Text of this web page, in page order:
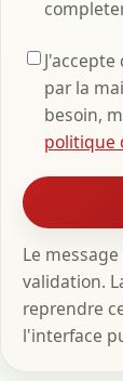
par la
besoin,
politique
Le
validation.
reprendre
l'interface